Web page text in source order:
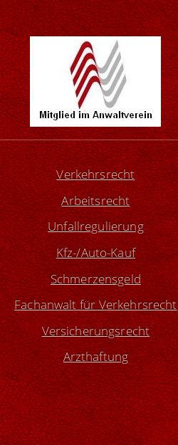
Verkehrsrecht
Arbeitsrecht
Unfallregulierung
Kfz-/Auto-Kauf
Schmerzensgeld
Fachanwalt für Verkehrsrecht
Versicherungsrecht
Arzthaftung